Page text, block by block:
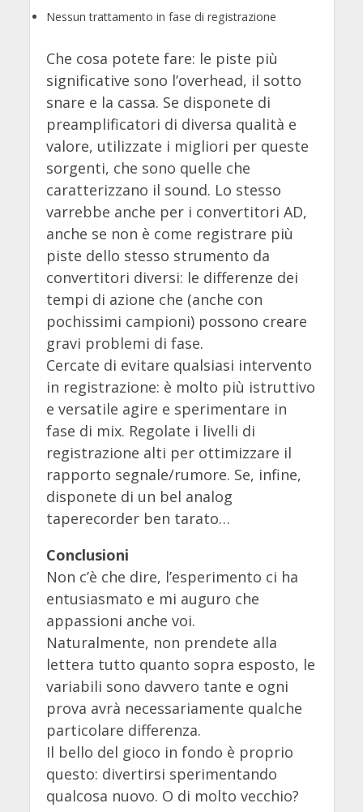
Nessun trattamento in fase di registrazione
Che cosa potete fare: le piste più
significative sono l’overhead, il sotto
snare e la cassa. Se disponete di
preamplificatori di diversa qualità e
valore, utilizzate i migliori per queste
sorgenti, che sono quelle che
caratterizzano il sound. Lo stesso
varrebbe anche per i convertitori AD,
anche se non è come registrare più
piste dello stesso strumento da
convertitori diversi: le differenze dei
tempi di azione che (anche con
pochissimi campioni) possono creare
gravi problemi di fase.
Cercate di evitare qualsiasi intervento
in registrazione: è molto più istruttivo
e versatile agire e sperimentare in
fase di mix. Regolate i livelli di
registrazione alti per ottimizzare il
rapporto segnale/rumore. Se, infine,
disponete di un bel analog
taperecorder ben tarato…
Conclusioni
Non c’è che dire, l’esperimento ci ha
entusiasmato e mi auguro che
appassioni anche voi.
Naturalmente, non prendete alla
lettera tutto quanto sopra esposto, le
variabili sono davvero tante e ogni
prova avrà necessariamente qualche
particolare differenza.
Il bello del gioco in fondo è proprio
questo: divertirsi sperimentando
qualcosa nuovo. O di molto vecchio?